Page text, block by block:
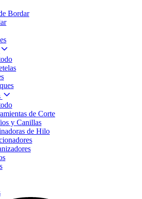
Bordar
de Corte
y Canillas
de Hilo